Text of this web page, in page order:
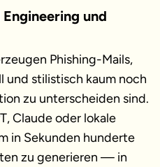
und
Phishing-Mails,
und stilistisch kaum noch
zu unterscheiden sind.
Claude oder lokale
in Sekunden hunderte
zu generieren — in